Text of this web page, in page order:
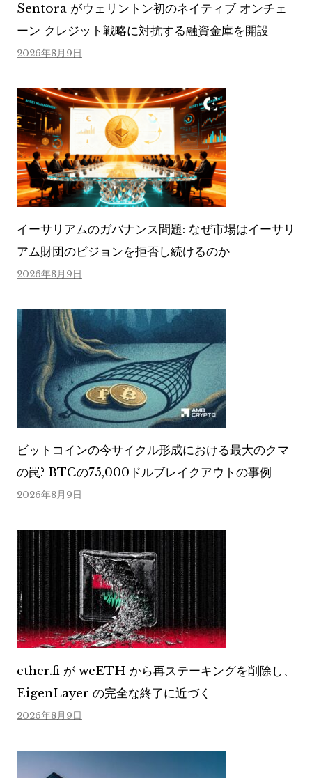
Sentora がウェリントン初のネイティブ オンチェ
ーン クレジット戦略に対抗する融資金庫を開設
2026年8月9日
イーサリアムのガバナンス問題: なぜ市場はイーサリ
アム財団のビジョンを拒否し続けるのか
2026年8月9日
ビットコインの今サイクル形成における最大のクマ
の罠? BTCの75,000ドルブレイクアウトの事例
2026年8月9日
ether.fi が weETH から再ステーキングを削除し、
EigenLayer の完全な終了に近づく
2026年8月9日